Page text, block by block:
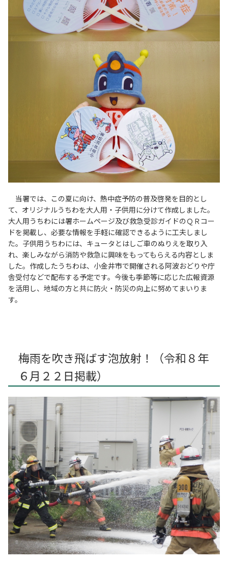
当署では、この夏に向け、熱中症予防の普及啓発を目的とし
て、オリジナルうちわを大人用・子供用に分けて作成しました。
大人用うちわには署ホームページ及び救急受診ガイドのＱＲコー
ドを掲載し、必要な情報を手軽に確認できるように工夫しまし
た。子供用うちわには、キュータとはしご車のぬりえを取り入
れ、楽しみながら消防や救急に興味をもってもらえる内容としま
した。作成したうちわは、小金井市で開催される阿波おどりや庁
舎受付などで配布する予定です。今後も季節等に応じた広報資源
を活用し、地域の方と共に防火・防災の向上に努めてまいりま
す。
梅雨を吹き飛ばす泡放射！（令和８年
６月２２日掲載）